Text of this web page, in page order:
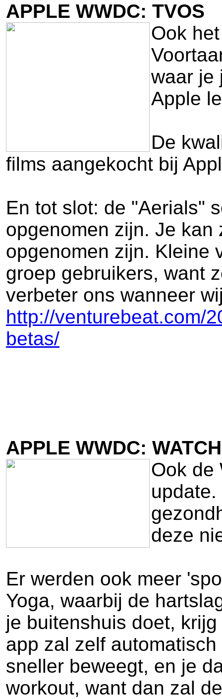
APPLE WWDC: TVOS
Ook
waar je
Apple
De
films aangekocht bij
En tot slot: de "Aerials"
opgenomen zijn. Je
opgenomen zijn. Kleine
groep gebruikers, want
verbeter ons wanneer
http://venturebeat.com/
betas/
APPLE WWDC:
Ook de
deze
Er werden ook meer
Yoga, waarbij de
je buitenshuis doet,
app zal zelf
sneller beweegt, en je
workout, want dan zal